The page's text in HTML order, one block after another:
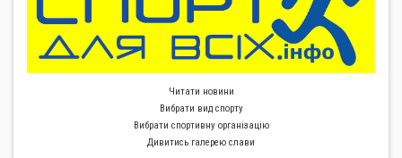
Читати новини
Вибрати вид спорту
Вибрати спортивну органiзацiю
Дивитись галерею слави